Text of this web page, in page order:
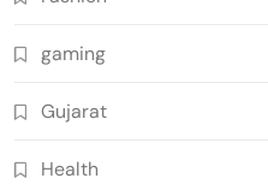
gaming
Gujarat
Health